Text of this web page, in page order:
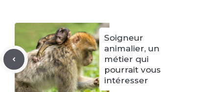
Soigneur
animalier, un
métier qui
pourrait vous
intéresser